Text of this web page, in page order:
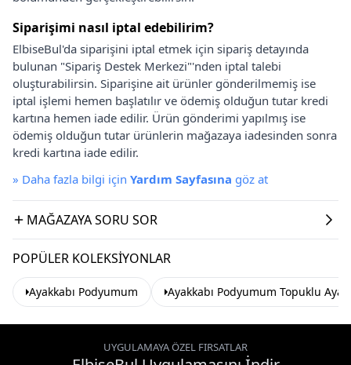
Siparişimi nasıl iptal edebilirim?
ElbiseBul'da siparişini iptal etmek için sipariş detayında
bulunan "Sipariş Destek Merkezi"'nden iptal talebi
oluşturabilirsin. Siparişine ait ürünler gönderilmemiş ise
iptal işlemi hemen başlatılır ve ödemiş olduğun tutar kredi
kartına hemen iade edilir. Ürün gönderimi yapılmış ise
ödemiş olduğun tutar ürünlerin mağazaya iadesinden sonra
kredi kartına iade edilir.
» Daha fazla bilgi için Yardım Sayfasına göz at
MAĞAZAYA SORU SOR
POPÜLER KOLEKSIYONLAR
Ayakkabı Podyumum Ayakkabı Podyumum Topuklu
UYGULAMAYA ÖZEL FIRSATLAR